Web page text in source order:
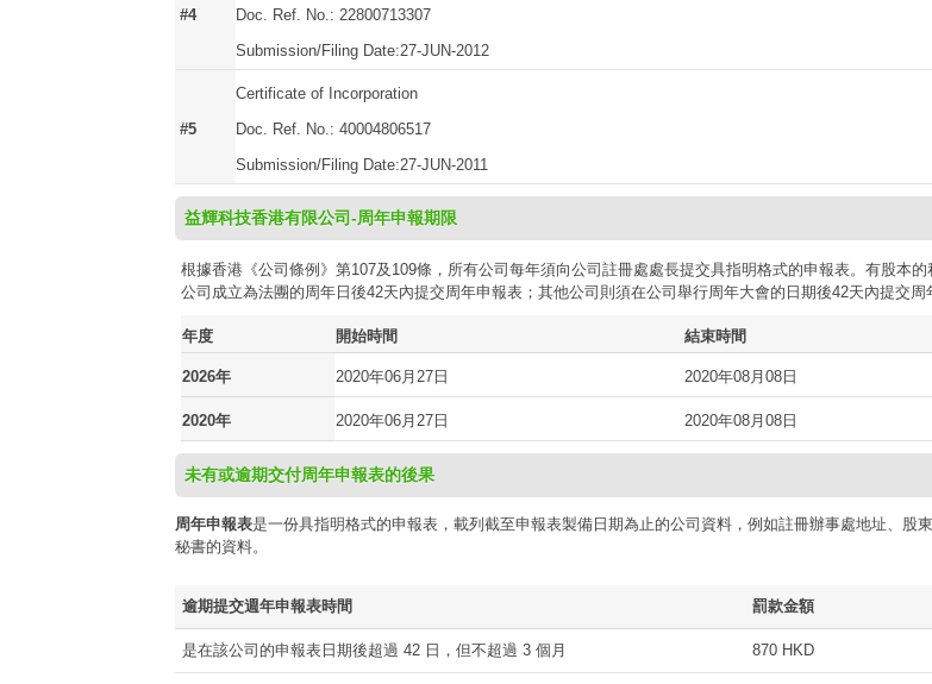
#4
Doc. Ref. No.: 22800713307
Submission/Filing Date:27-JUN-2012
#5
Certificate of Incorporation
Doc. Ref. No.: 40004806517
Submission/Filing Date:27-JUN-2011
益輝科技香港有限公司-周年申報期限
根據香港《公司條例》第107及109條，所有公司每年須向公司註冊處處長提交具指明格式的申報表。有股本
公司成立為法團的周年日後42天內提交周年申報表；其他公司則須在公司舉行周年大會的日期後42天內提交周
年度 開始時間 結束時間
2026年 2020年06月27日 2020年08月08日
2020年 2020年06月27日 2020年08月08日
未有或逾期交付周年申報表的後果
周年申報表是一份具指明格式的申報表，載列截至申報表製備日期為止的公司資料，例如註冊辦事處地址、股
秘書的資料。
逾期提交週年申報表時間 罰款金額
是在該公司的申報表日期後超過 42 日，但不超過 3 個月 870 HKD